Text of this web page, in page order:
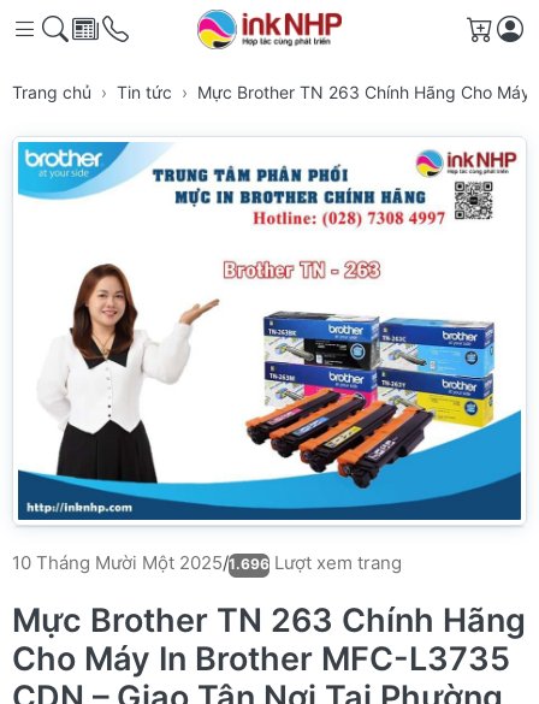
Giỏ
Trang chủ Tin tức Mực Brother TN 263 Chính Hãng Cho Máy
10 Tháng Mười Một 2025/1.696 Lượt xem trang
Mực Brother TN 263 Chính Hãng
Cho Máy In Brother MFC-L3735